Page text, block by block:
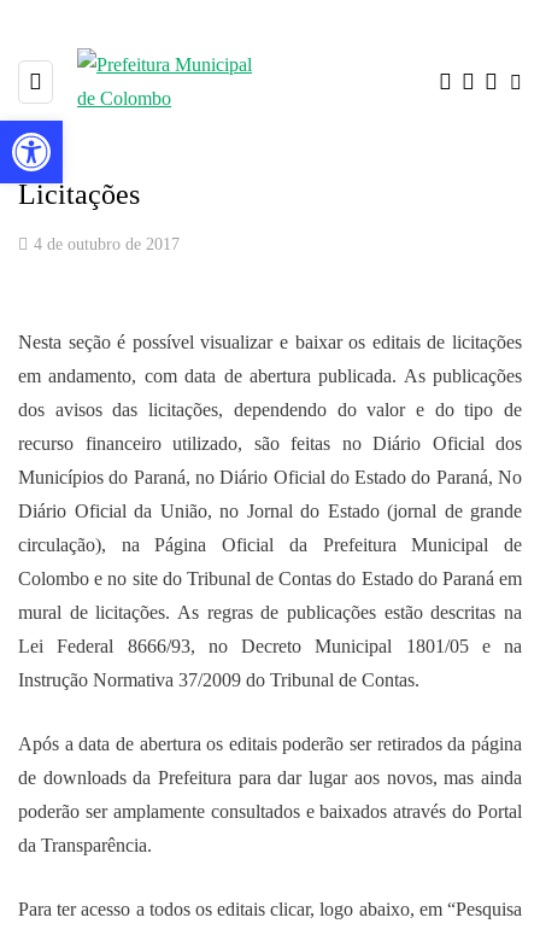
Licitações
4 de outubro de 2017
Nesta seção é possível visualizar e baixar os editais de licitações
em andamento, com data de abertura publicada. As publicações
dos avisos das licitações, dependendo do valor e do tipo de
recurso financeiro utilizado, são feitas no Diário Oficial dos
Municípios do Paraná, no Diário Oficial do Estado do Paraná, No
Diário Oficial da União, no Jornal do Estado (jornal de grande
circulação), na Página Oficial da Prefeitura Municipal de
Colombo e no site do Tribunal de Contas do Estado do Paraná em
mural de licitações. As regras de publicações estão descritas na
Lei Federal 8666/93, no Decreto Municipal 1801/05 e na
Instrução Normativa 37/2009 do Tribunal de Contas.
Após a data de abertura os editais poderão ser retirados da página
de downloads da Prefeitura para dar lugar aos novos, mas ainda
poderão ser amplamente consultados e baixados através do Portal
da Transparência.
Para ter acesso a todos os editais clicar, logo abaixo, em “Pesquisa
Barra de Ferramentas Aberta